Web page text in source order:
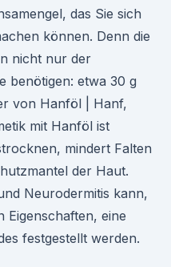
das Sie sich
können. Denn die
nicht nur der
benötigen: etwa 30 g
von Hanföl | Hanf,
mit Hanföl ist
mindert Falten
der Haut.
Neurodermitis kann,
eine
festgestellt werden.